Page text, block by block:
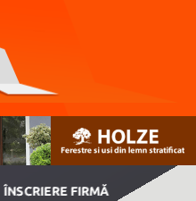
ÎNSCRIERE FIRMĂ